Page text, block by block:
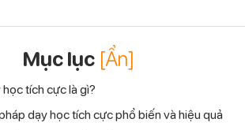
Mục lục [Ẩn]
tích cực là gì?
dạy học tích cực phổ biến và hiệu quả